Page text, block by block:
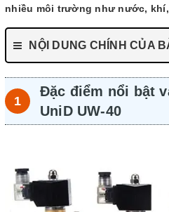
nhiều môi trường như nước,
NỘI DUNG CHÍNH CỦA
Đặc điểm nổi bật
UniD UW-40